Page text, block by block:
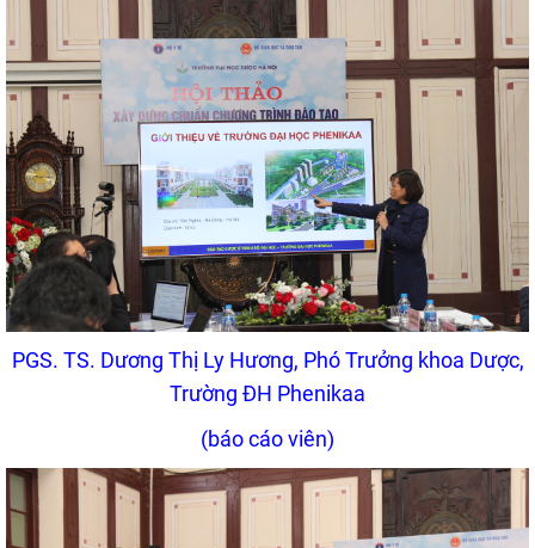
PGS. TS. Dương Thị Ly Hương, Phó Trưởng khoa Dược,
Trường ĐH Phenikaa
(báo cáo viên)